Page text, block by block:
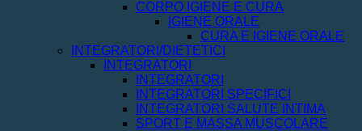
CORPO IGIENE E CURA
IGIENE ORALE
CURA E IGIENE ORALE
INTEGRATORI/DIETETICI
INTEGRATORI
INTEGRATORI
INTEGRATORI SPECIFICI
INTEGRATORI SALUTE INTIMA
SPORT E MASSA MUSCOLARE